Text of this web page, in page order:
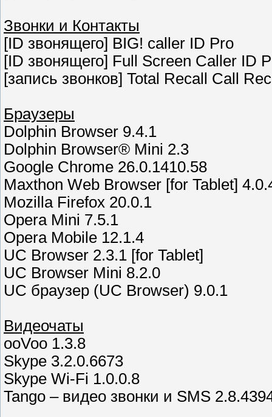
Звонки и Контакты
[ID звонящего] BIG! caller ID Pro
[ID звонящего] Full Screen Caller ID
[запись звонков] Total Recall Call
Браузеры
Dolphin Browser 9.4.1
Dolphin Browser® Mini 2.3
Google Chrome 26.0.1410.58
Maxthon Web Browser [for Tablet]
Mozilla Firefox 20.0.1
Opera Mini 7.5.1
Opera Mobile 12.1.4
UC Browser 2.3.1 [for Tablet]
UC Browser Mini 8.2.0
UC браузер (UC Browser) 9.0.1
Видеочаты
ooVoo 1.3.8
Skype 3.2.0.6673
Skype Wi-Fi 1.0.0.8
Tango – видео звонки и SMS